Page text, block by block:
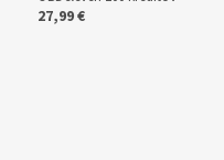
27,99 €